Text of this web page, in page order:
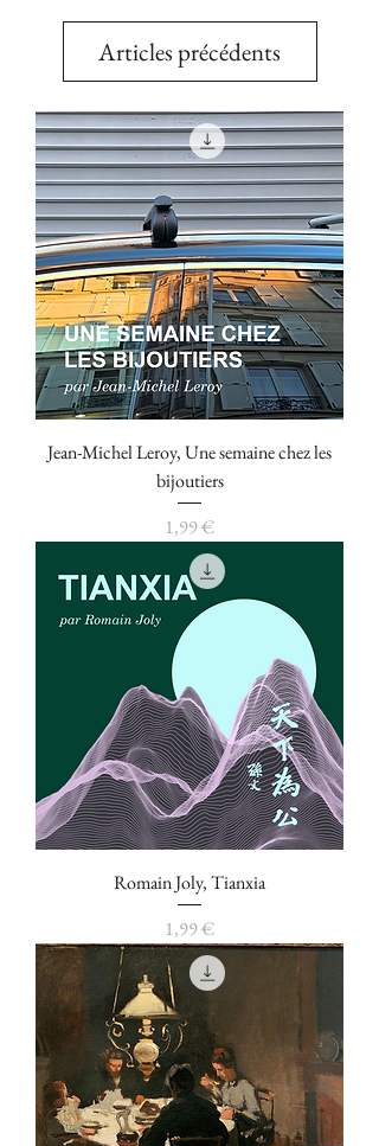
Articles précédents
Jean-Michel Leroy, Une semaine chez les
bijoutiers
Prix
1,99 €
Romain Joly, Tianxia
Prix
1,99 €